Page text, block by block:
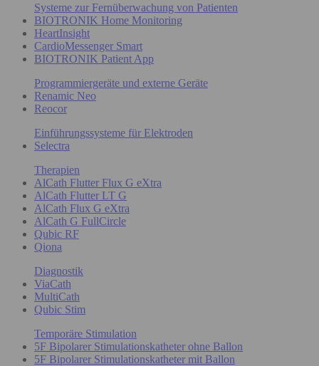
Systeme zur Fernüberwachung von Patienten
BIOTRONIK Home Monitoring
HeartInsight
CardioMessenger Smart
BIOTRONIK Patient App
Programmiergeräte und externe Geräte
Renamic Neo
Reocor
Einführungssysteme für Elektroden
Selectra
Therapien
AlCath Flutter Flux G eXtra
AlCath Flutter LT G
AlCath Flux G eXtra
AlCath G FullCircle
Qubic RF
Qiona
Diagnostik
ViaCath
MultiCath
Qubic Stim
Temporäre Stimulation
5F Bipolarer Stimulationskatheter ohne Ballon
5F Bipolarer Stimulationskatheter mit Ballon